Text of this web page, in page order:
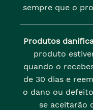
sempre que o
Produtos
produto
quando o
de 30 dias e
o dano ou
se aceitarão